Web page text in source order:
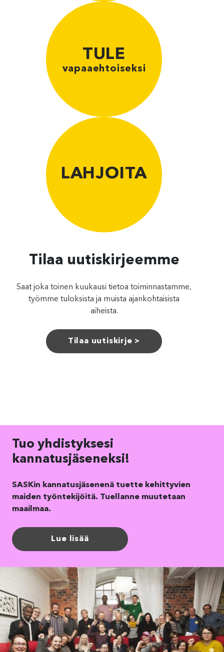
TULE
vapaaehtoiseksi
LAHJOITA
Tilaa uutiskirjeemme
Saat joka toinen kuukausi tietoa toiminnastamme,
työmme tuloksista ja muista ajankohtaisista
aiheista.
Tilaa uutiskirje >
Tuo yhdistyksesi
kannatusjäseneksi!
SASKin kannatusjäsenenä tuette kehittyvien
maiden työntekijöitä. Tuellanne muutetaan
maailmaa.
Lue lisää